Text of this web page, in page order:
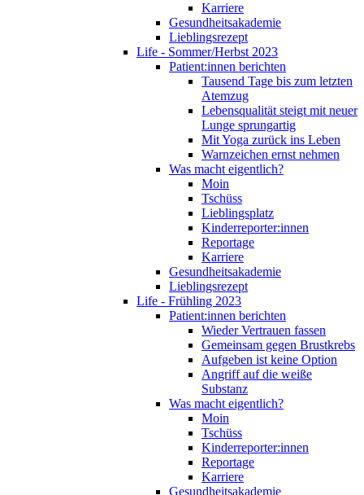
Karriere
Gesundheitsakademie
Lieblingsrezept
Life - Sommer/Herbst 2023
Patient:innen berichten
Tausend Tage bis zum letzten
Atemzug
Lebensqualität steigt mit neuer
Lunge sprungartig
Mit Yoga zurück ins Leben
Warnzeichen ernst nehmen
Was macht eigentlich?
Moin
Tschüss
Lieblingsplatz
Kinderreporter:innen
Reportage
Karriere
Gesundheitsakademie
Lieblingsrezept
Life - Frühling 2023
Patient:innen berichten
Wieder Vertrauen fassen
Gemeinsam gegen Brustkrebs
Aufgeben ist keine Option
Angriff auf die weiße
Substanz
Was macht eigentlich?
Moin
Tschüss
Kinderreporter:innen
Reportage
Karriere
Gesundheitsakademie